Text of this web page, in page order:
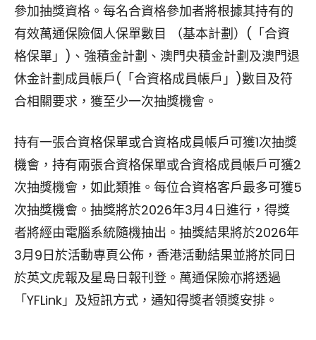
參加抽獎資格。每名合資格參加者將根據其持有的
有效萬通保險個人保單數目 （基本計劃）(「合資
格保單」)、強積金計劃、澳門央積金計劃及澳門退
休金計劃成員帳戶(「合資格成員帳戶」)數目及符
合相關要求，獲至少一次抽獎機會。
持有一張合資格保單或合資格成員帳戶可獲1次抽獎
機會，持有兩張合資格保單或合資格成員帳戶可獲2
次抽獎機會，如此類推。每位合資格客戶最多可獲5
次抽獎機會。抽獎將於2026年3月4日進行，得獎
者將經由電腦系統隨機抽出。抽獎結果將於2026年
3月9日於活動專頁公佈，香港活動結果並將於同日
於英文虎報及星島日報刊登。萬通保險亦將透過
「YFLink」及短訊方式，通知得獎者領獎安排。